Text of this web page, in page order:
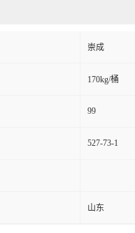
崇成
170kg/桶
99
527-73-1
山东